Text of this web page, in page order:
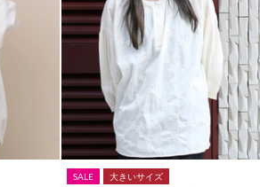
SALE 大きいサイズ